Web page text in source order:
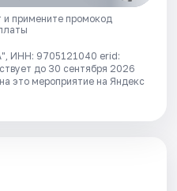
и примените промокод
ИНН: 9705121040 erid:
до 30 сентября 2026
это мероприятие на Яндекс